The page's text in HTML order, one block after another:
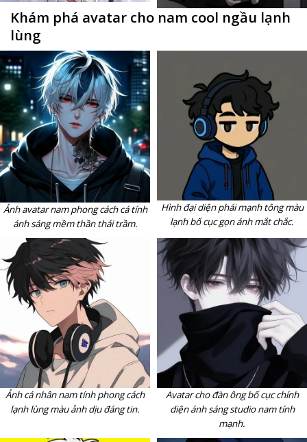
Khám phá avatar cho nam cool ngầu lạnh
lùng
Ảnh avatar nam phong cách cá tính
ánh sáng mềm thần thái trầm.
Hình đại diện phái mạnh tông màu
lạnh bố cục gọn ánh mắt chắc.
Ảnh cá nhân nam tính phong cách
lạnh lùng màu ảnh dịu đáng tin.
Avatar cho đàn ông bố cục chính
diện ánh sáng studio nam tính
mạnh.